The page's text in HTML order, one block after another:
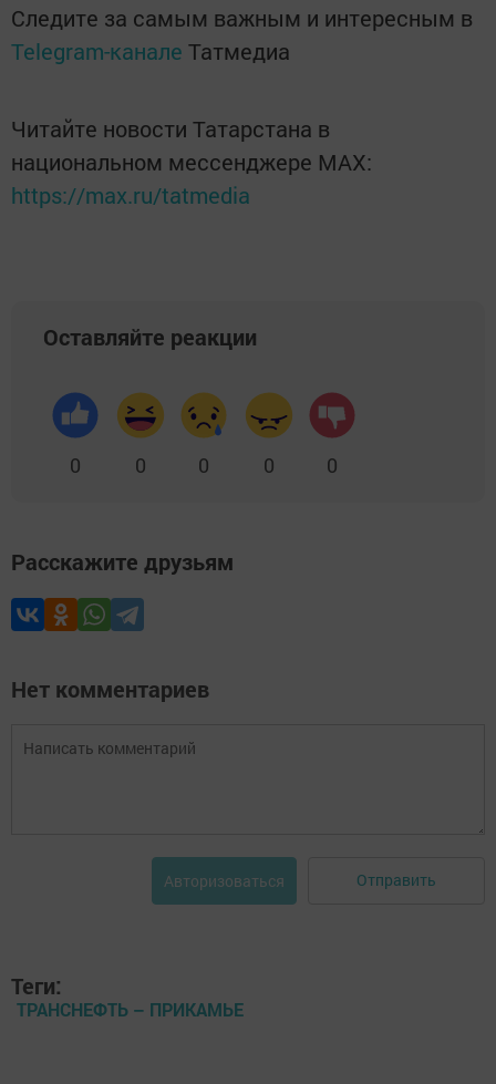
Следите за самым важным и интересным в
Telegram-канале Татмедиа
Читайте новости Татарстана в
национальном мессенджере MАХ:
https://max.ru/tatmedia
Оставляйте реакции
0 0 0 0 0
Расскажите друзьям
Нет комментариев
Авторизоваться Отправить
Теги:
ТРАНСНЕФТЬ – ПРИКАМЬЕ